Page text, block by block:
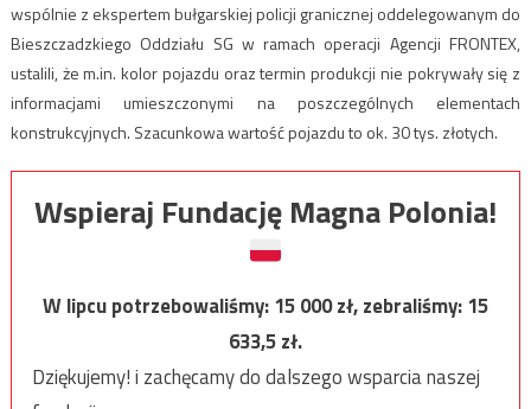
wspólnie z ekspertem bułgarskiej policji granicznej oddelegowanym do
Bieszczadzkiego Oddziału SG w ramach operacji Agencji FRONTEX,
ustalili, że m.in. kolor pojazdu oraz termin produkcji nie pokrywały się z
informacjami umieszczonymi na poszczególnych elementach
konstrukcyjnych. Szacunkowa wartość pojazdu to ok. 30 tys. złotych.
Wspieraj Fundację Magna Polonia!
W lipcu potrzebowaliśmy:15 000zł, zebraliśmy:15
633,5zł.
Dziękujemy! i zachęcamy do dalszego wsparcia naszej